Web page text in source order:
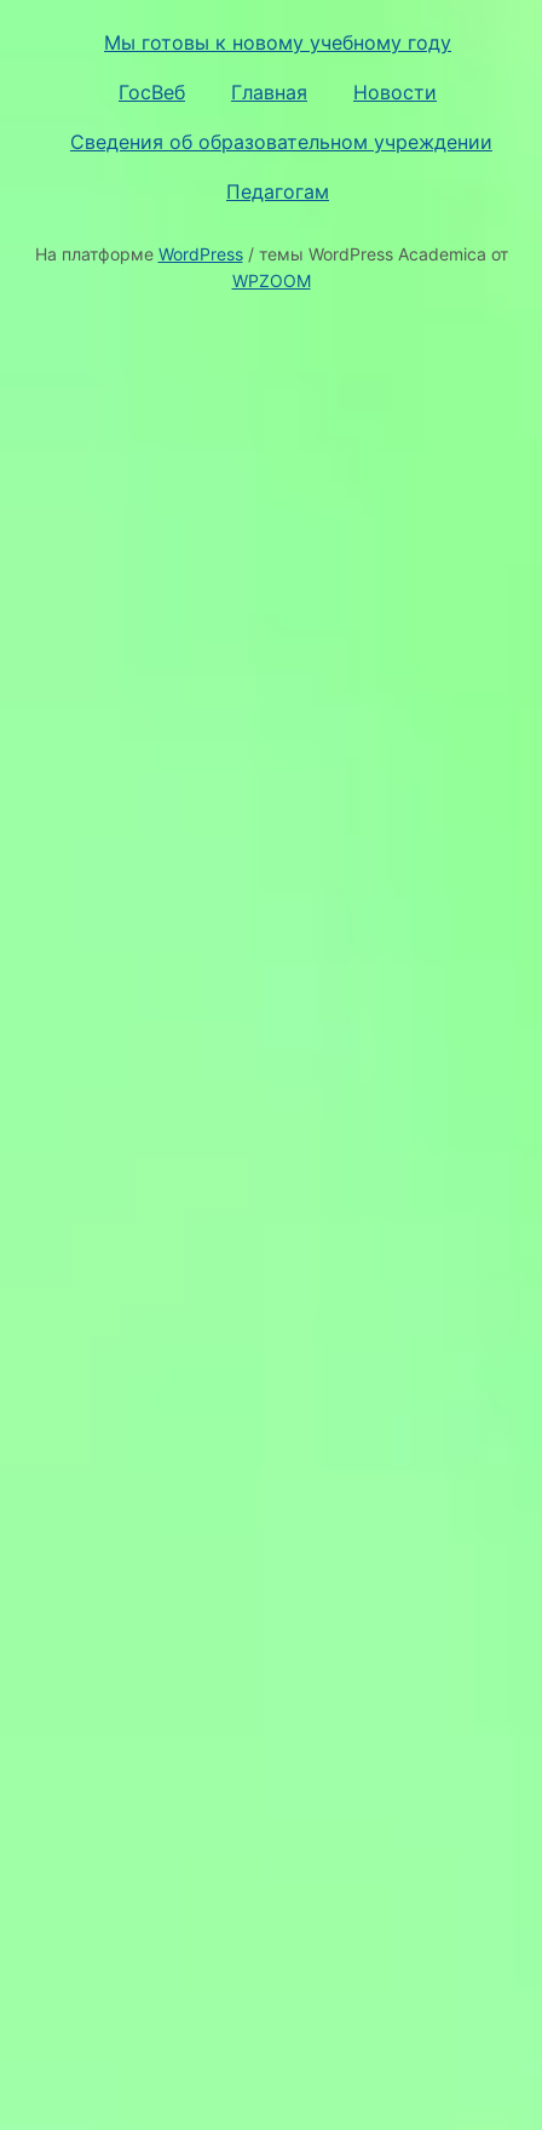
Мы готовы к новому учебному году
ГосВеб Главная Новости
Сведения об образовательном учреждении
Педагогам
На платформе WordPress/ темы WordPress Academica от
WPZOOM